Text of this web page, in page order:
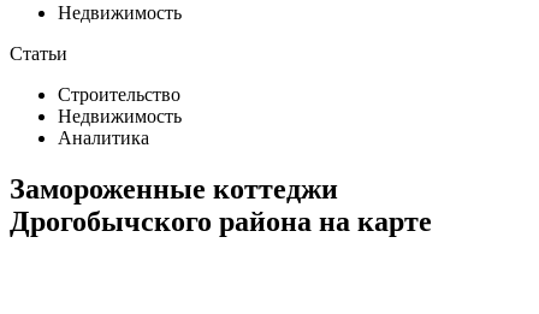
Недвижимость
Статьи
Строительство
Недвижимость
Аналитика
Замороженные коттеджи
Дрогобычского района на карте